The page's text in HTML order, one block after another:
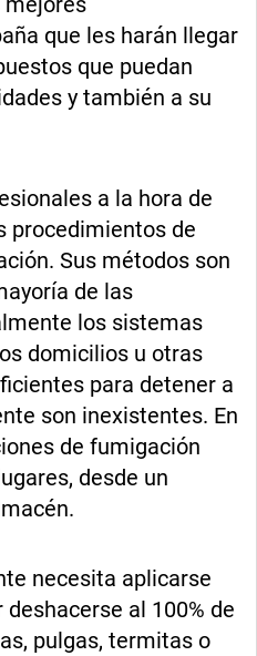
que les harán llegar
que puedan
y también a su
a la hora de
procedimientos de
Sus métodos son
de las
los sistemas
domicilios u otras
para detener a
son inexistentes. En
de fumigación
desde un
necesita aplicarse
al 100% de
pulgas, termitas o